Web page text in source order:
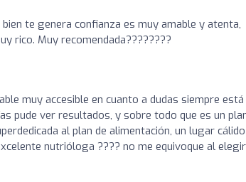
te genera confianza es muy amable y atenta,
rico. Muy recomendada????????
muy accesible en cuanto a dudas siempre
pude ver resultados, y sobre todo que es un
al plan de alimentación, un lugar
nutrióloga ???? no me equivoque al